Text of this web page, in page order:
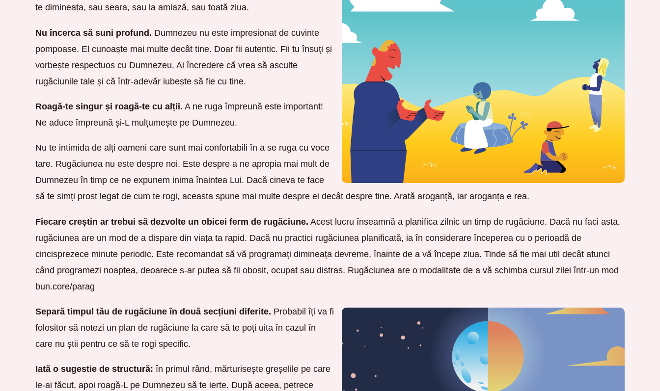
te dimineața, sau seara, sau la amiază, sau toată ziua.
Nu încerca să suni profund. Dumnezeu nu este impresionat de cuvinte
pompoase. El cunoaște mai multe decât tine. Doar fii autentic. Fii tu însuți și
vorbește respectuos cu Dumnezeu. Ai încredere că vrea să asculte
rugăciunile tale și că într-adevăr iubește să fie cu tine.
Roagă-te singur și roagă-te cu alții. A ne ruga împreună este important!
Ne aduce împreună și-L mulțumește pe Dumnezeu.
Nu te intimida de alți oameni care sunt mai confortabili în a se ruga cu voce
tare. Rugăciunea nu este despre noi. Este despre a ne apropia mai mult de
Dumnezeu în timp ce ne expunem inima înaintea Lui. Dacă cineva te face
să te simți prost legat de cum te rogi, aceasta spune mai multe despre ei decât despre tine. Arată aroganță, iar aroganța e rea.
Fiecare creștin ar trebui să dezvolte un obicei ferm de rugăciune. Acest lucru înseamnă a planifica zilnic un timp de rugăciune. Dacă nu faci asta,
rugăciunea are un mod de a dispare din viața ta rapid. Dacă nu practici rugăciunea planificată, ia în considerare începerea cu o perioadă de
cincisprezece minute periodic. Este recomandat să vă programați dimineața devreme, înainte de a vă începe ziua. Tinde să fie mai util decât atunci
când programezi noaptea, deoarece s-ar putea să fii obosit, ocupat sau distras. Rugăciunea are o modalitate de a vă schimba cursul zilei într-un mod
bun.core/parag
Separă timpul tău de rugăciune în două secțiuni diferite. Probabil îți va fi
folositor să notezi un plan de rugăciune la care să te poți uita în cazul în
care nu știi pentru ce să te rogi specific.
Iată o sugestie de structură: în primul rând, mărturisește greșelile pe care
le-ai făcut, apoi roagă-L pe Dumnezeu să te ierte. După aceea, petrece